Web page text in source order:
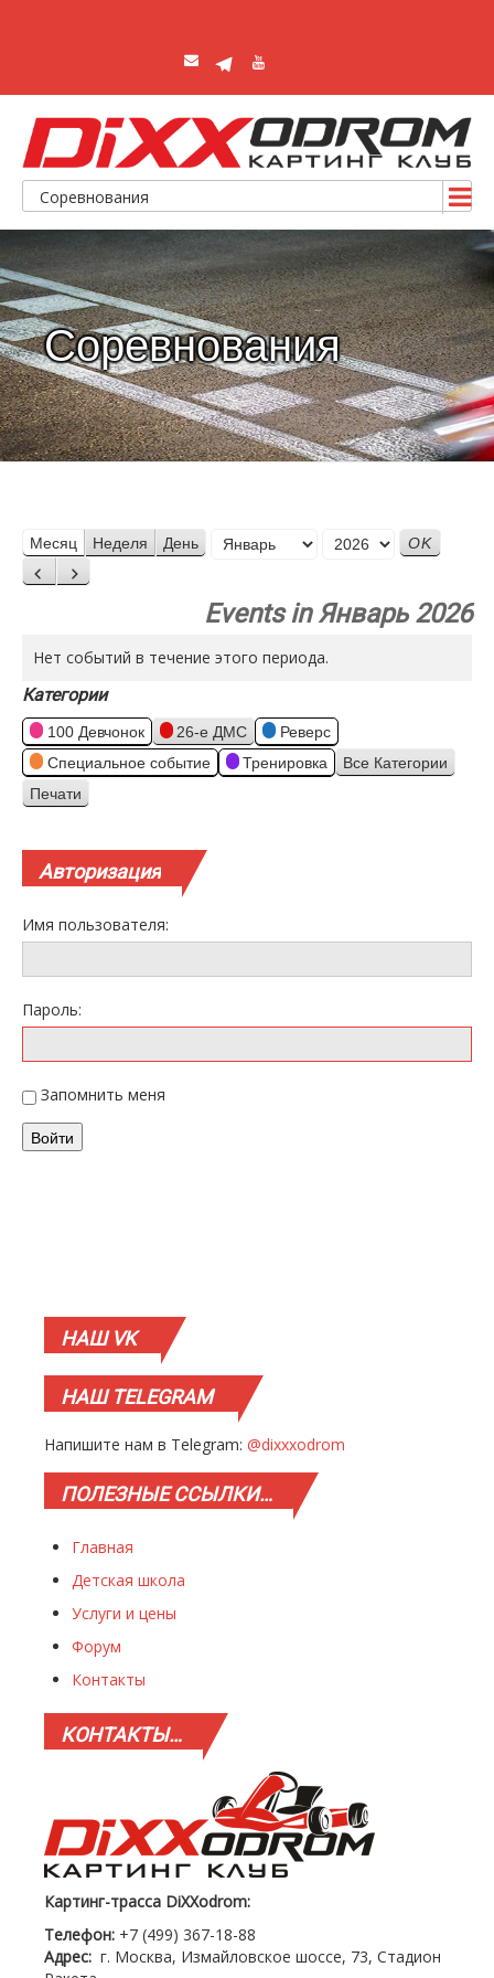
Соревнования
Соревнования
Месяц Неделя День
Месяц
Назад
Вперед
Events in Январь 2026
Нет событий в течение этого периода.
Категории
100 Девчонок 26-е ДМС
Реверс
Специальное событие
Тренировка Все Категории
Просмотр
Печати
Авторизация
Имя пользователя:
Пароль:
Запомнить меня
Войти
НАШVK
НАШTELEGRAM
Напишите нам в Telegram: @dixxxodrom
ПОЛЕЗНЫЕССЫЛКИ…
Главная
Детская школа
Услуги и цены
Форум
Контакты
КОНТАКТЫ…
Картинг-трасса DiXXodrom:
Телефон: +7 (499) 367-18-88
Адрес: г. Москва, Измайловское шоссе, 73, Стадион